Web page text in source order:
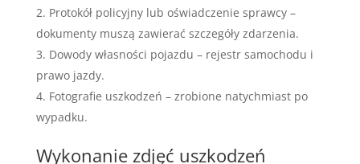
Protokół policyjny lub oświadczenie sprawcy –
dokumenty muszą zawierać szczegóły zdarzenia.
Dowody własności pojazdu – rejestr samochodu i
prawo jazdy.
Fotografie uszkodzeń – zrobione natychmiast po
wypadku.
Wykonanie zdjęć uszkodzeń